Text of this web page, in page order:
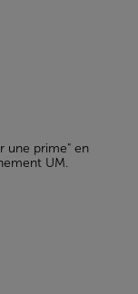
une prime" en
UM.